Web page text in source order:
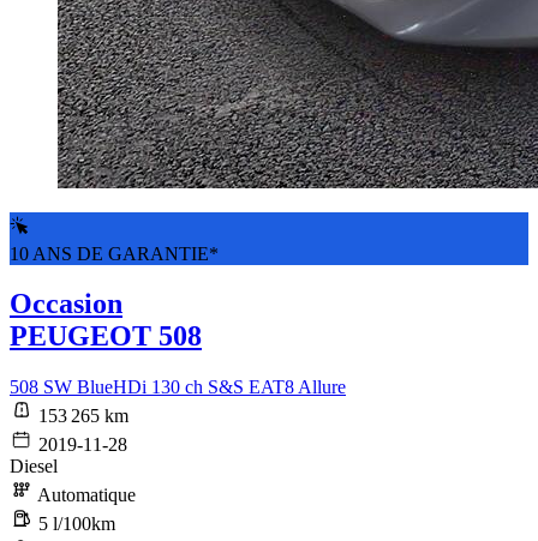
10 ANS DE GARANTIE*
Occasion
PEUGEOT 508
508 SW BlueHDi 130 ch S&S EAT8 Allure
153 265 km
2019-11-28
Diesel
Automatique
5 l/100km